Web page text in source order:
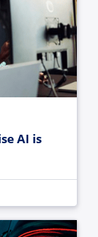
AI is
Pega Agentic